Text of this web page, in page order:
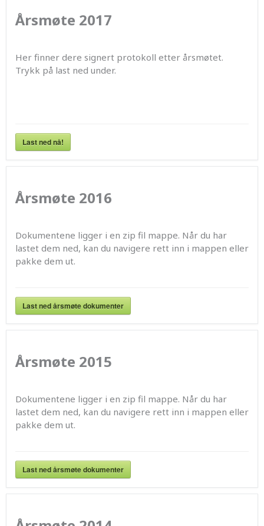
Årsmøte 2017
Her finner dere signert protokoll etter årsmøtet.
Trykk på last ned under.
Last ned nå!
Årsmøte 2016
Dokumentene ligger i en zip fil mappe. Når du har
lastet dem ned, kan du navigere rett inn i mappen eller
pakke dem ut.
Last ned årsmøte dokumenter
Årsmøte 2015
Dokumentene ligger i en zip fil mappe. Når du har
lastet dem ned, kan du navigere rett inn i mappen eller
pakke dem ut.
Last ned årsmøte dokumenter